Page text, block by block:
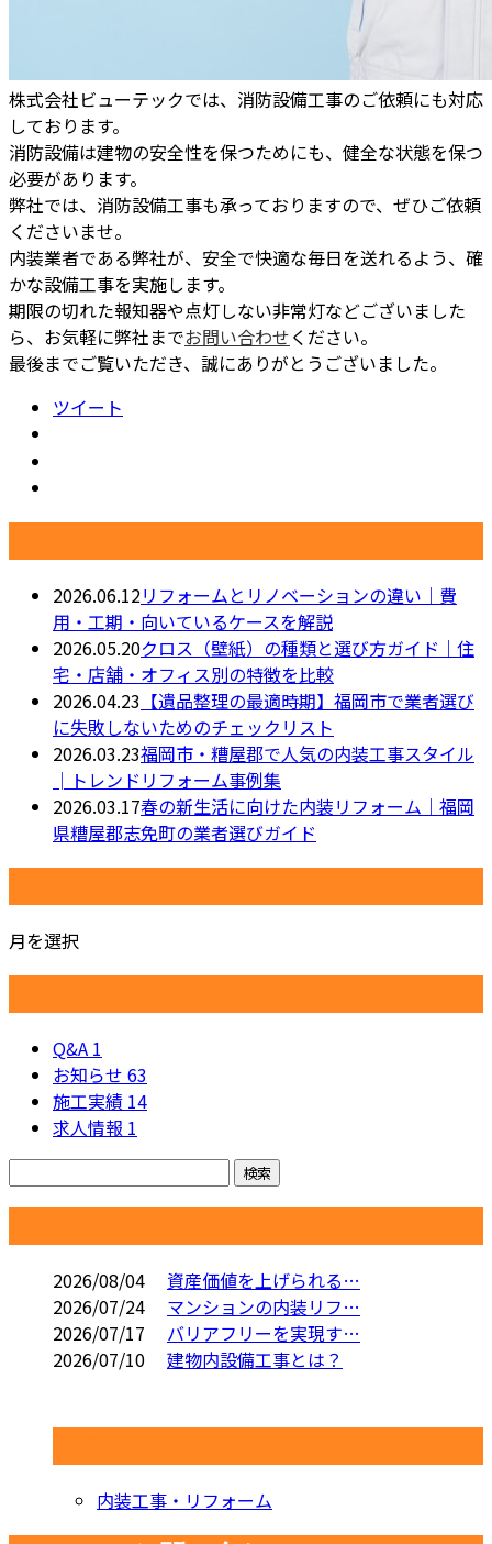
株式会社ビューテックでは、消防設備工事のご依頼にも対応
しております。
消防設備は建物の安全性を保つためにも、健全な状態を保つ
必要があります。
弊社では、消防設備工事も承っておりますので、ぜひご依頼
くださいませ。
内装業者である弊社が、安全で快適な毎日を送れるよう、確
かな設備工事を実施します。
期限の切れた報知器や点灯しない非常灯などございました
ら、お気軽に弊社までお問い合わせください。
最後までご覧いただき、誠にありがとうございました。
ツイート
2026.06.12リフォームとリノベーションの違い｜費
用・工期・向いているケースを解説
2026.05.20クロス（壁紙）の種類と選び方ガイド｜住
宅・店舗・オフィス別の特徴を比較
2026.04.23 【遺品整理の最適時期】福岡市で業者選び
に失敗しないためのチェックリスト
2026.03.23福岡市・糟屋郡で人気の内装工事スタイル
│トレンドリフォーム事例集
2026.03.17春の新生活に向けた内装リフォーム｜福岡
県糟屋郡志免町の業者選びガイド
月を選択
Q&A 1
お知らせ 63
施工実績 14
求人情報 1
2026/08/04
資産価値を上げられる…
2026/07/24
マンションの内装リフ…
2026/07/17
バリアフリーを実現す…
2026/07/10
建物内設備工事とは？
内装工事・リフォーム